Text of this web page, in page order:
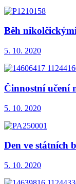
Běh
5. 10. 2020
Činnostní učení
5. 10. 2020
Den ve státních
5. 10. 2020